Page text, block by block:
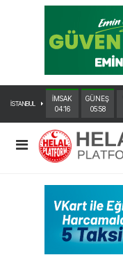
İSTANBUL
İMSAK
04:16
GÜNEŞ
05:58